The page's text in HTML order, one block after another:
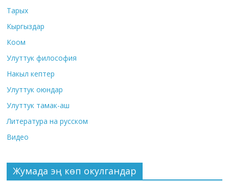
Тарых
Кыргыздар
Коом
Улуттук философия
Накыл кептер
Улуттук оюндар
Улуттук тамак-аш
Литература на русском
Видео
Жумада эң көп окулгандар